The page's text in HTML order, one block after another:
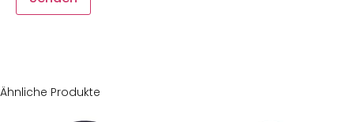
Ähnliche Produkte